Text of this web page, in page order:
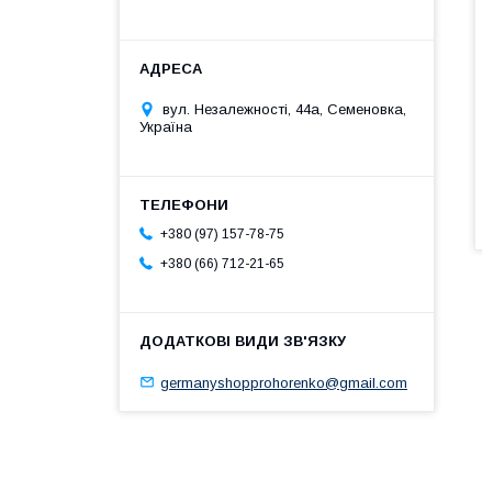
вул. Незалежності, 44а, Семеновка,
Україна
+380 (97) 157-78-75
+380 (66) 712-21-65
germanyshopprohorenko@gmail.com